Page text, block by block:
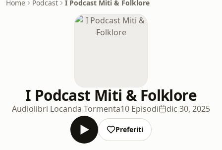
Home Podcast I Podcast Miti & Folklore
I Podcast Miti & Folklore
Audiolibri Locanda Tormenta10 Episodi dic 30, 2025
Preferiti